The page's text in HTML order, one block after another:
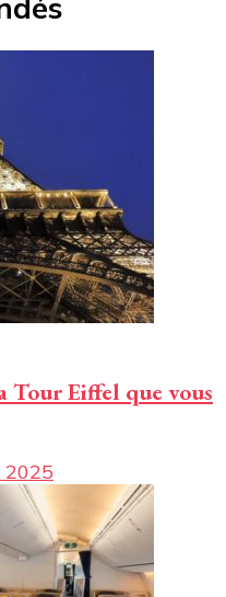
Tour Eiffel que vous
2025